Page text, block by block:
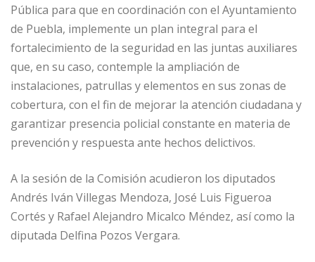
Pública para que en coordinación con el Ayuntamiento
de Puebla, implemente un plan integral para el
fortalecimiento de la seguridad en las juntas auxiliares
que, en su caso, contemple la ampliación de
instalaciones, patrullas y elementos en sus zonas de
cobertura, con el fin de mejorar la atención ciudadana y
garantizar presencia policial constante en materia de
prevención y respuesta ante hechos delictivos.
A la sesión de la Comisión acudieron los diputados
Andrés Iván Villegas Mendoza, José Luis Figueroa
Cortés y Rafael Alejandro Micalco Méndez, así como la
diputada Delfina Pozos Vergara.